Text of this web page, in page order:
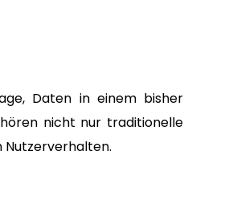
Daten in einem bisher
nicht nur traditionelle
Nutzerverhalten.